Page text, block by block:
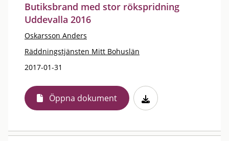
Butiksbrand med stor rökspridning
Uddevalla 2016
Oskarsson Anders
Räddningstjänsten Mitt Bohuslän
2017-01-31
Öppna dokument